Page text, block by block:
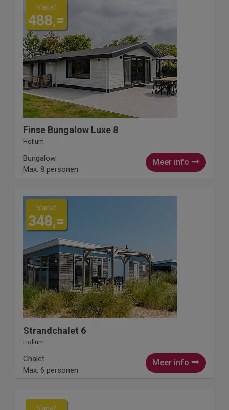
Vanaf
488,=
Finse Bungalow Luxe 8
Hollum
Meer info
Bungalow
Max. 8 personen
Vanaf
348,=
Strandchalet 6
Hollum
Meer info
Chalet
Max. 6 personen